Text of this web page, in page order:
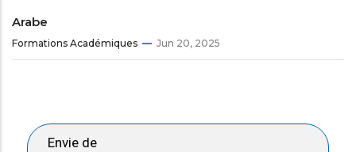
Arabe
Formations Académiques Jun 20, 2025
Envie de